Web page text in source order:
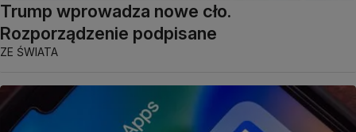
Trump wprowadza nowe cło.
Rozporządzenie podpisane
ZE ŚWIATA